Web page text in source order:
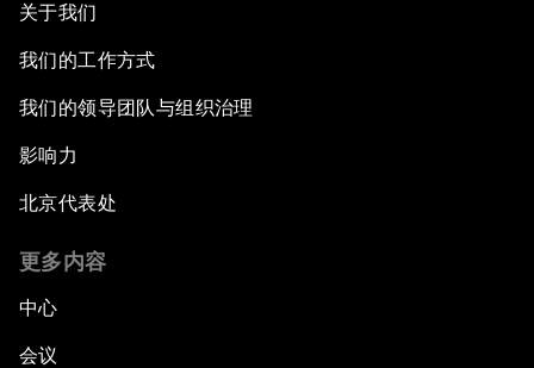
关于我们
我们的工作方式
我们的领导团队与组织治理
影响力
北京代表处
更多内容
中心
会议